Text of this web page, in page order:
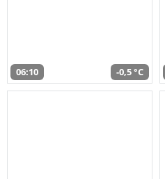
06:10 -0,5 °C